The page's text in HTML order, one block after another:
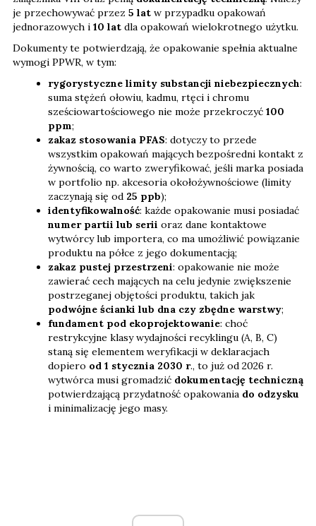
je przechowywać przez 5 lat w przypadku opakowań
jednorazowych i 10 lat dla opakowań wielokrotnego użytku.
Dokumenty te potwierdzają, że opakowanie spełnia aktualne
wymogi PPWR, w tym:
rygorystyczne limity substancji niebezpiecznych:
suma stężeń ołowiu, kadmu, rtęci i chromu
sześciowartościowego nie może przekroczyć 100
ppm;
zakaz stosowania PFAS: dotyczy to przede
wszystkim opakowań mających bezpośredni kontakt z
żywnością, co warto zweryfikować, jeśli marka posiada
w portfolio np. akcesoria okołożywnościowe (limity
zaczynają się od 25 ppb);
identyfikowalność: każde opakowanie musi posiadać
numer partii lub serii oraz dane kontaktowe
wytwórcy lub importera, co ma umożliwić powiązanie
produktu na półce z jego dokumentacją;
zakaz pustej przestrzeni: opakowanie nie może
zawierać cech mających na celu jedynie zwiększenie
postrzeganej objętości produktu, takich jak
podwójne ścianki lub dna czy zbędne warstwy;
fundament pod ekoprojektowanie: choć
restrykcyjne klasy wydajności recyklingu (A, B, C)
staną się elementem weryfikacji w deklaracjach
dopiero od 1 stycznia 2030 r., to już od 2026 r.
wytwórca musi gromadzić dokumentację techniczną
potwierdzającą przydatność opakowania do odzysku
i minimalizację jego masy.